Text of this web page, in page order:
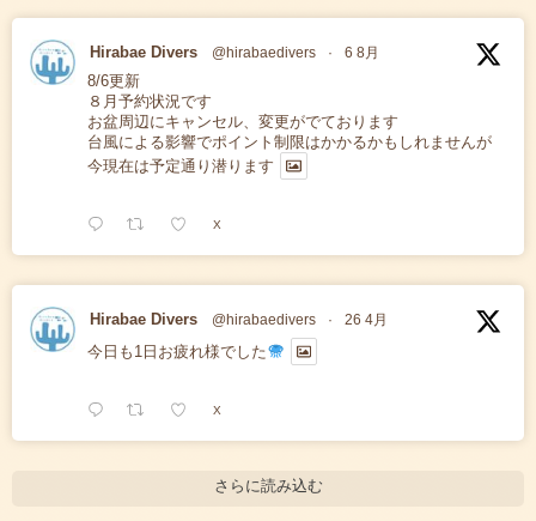
Hirabae Divers @hirabaedivers · 6 8月
8/6更新
８月予約状況です
お盆周辺にキャンセル、変更がでております
台風による影響でポイント制限はかかるかもしれませんが
今現在は予定通り潜ります
X
Hirabae Divers @hirabaedivers · 26 4月
今日も1日お疲れ様でした
X
さらに読み込む